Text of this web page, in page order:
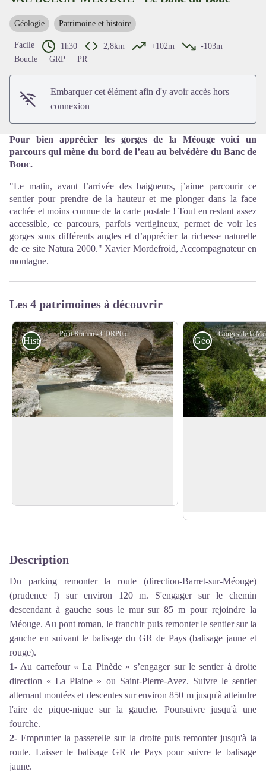
Voir l'image en plein écran
Géologie Patrimoine et histoire
Facile 1h30 2,8km +102m
-103m
Boucle
GRP PR
Embarquer cet élément afin d'y avoir accès hors
connexion
Pour bien apprécier les gorges de la Méouge voici un
parcours qui mène du bord de l’eau au belvédère du Banc de
Bouc.
"Le matin, avant l’arrivée des baigneurs, j’aime parcourir ce
sentier pour prendre de la hauteur et me plonger dans la face
cachée et moins connue de la carte postale ! Tout en restant assez
accessible, ce parcours, parfois vertigineux, permet de voir les
gorges sous différents angles et d’apprécier la richesse naturelle
de ce site Natura 2000." Xavier Mordefroid, Accompagnateur en
montagne.
Les 4 patrimoines à découvrir
Pont Roman - CDRP05
Histoire Géologie
Description
Du parking remonter la route (direction-Barret-sur-Méouge)
(prudence !) sur environ 120 m. S'engager sur le chemin
descendant à gauche sous le mur sur 85 m pour rejoindre la
Méouge. Au pont roman, le franchir puis remonter le sentier sur la
gauche en suivant le balisage du GR de Pays (balisage jaune et
rouge).
1- Au carrefour « La Pinède » s’engager sur le sentier à droite
direction « La Plaine » ou Saint-Pierre-Avez. Suivre le sentier
alternant montées et descentes sur environ 850 m jusqu'à atteindre
l'aire de pique-nique sur la gauche. Poursuivre jusqu'à une
fourche.
2- Emprunter la passerelle sur la droite puis remonter jusqu'à la
route. Laisser le balisage GR de Pays pour suivre le balisage
jaune.